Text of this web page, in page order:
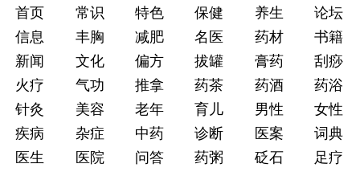
首页 常识 特色 保健 养生
论坛
信息
丰胸 减肥 名医 药材
书籍
新闻
文化 偏方 拔罐 膏药
刮痧
火疗
气功 推拿 药茶 药酒
药浴
针灸
美容 老年 育儿 男性
女性
疾病
杂症 中药 诊断 医案
词典
医生
医院 问答 药粥 砭石 足疗